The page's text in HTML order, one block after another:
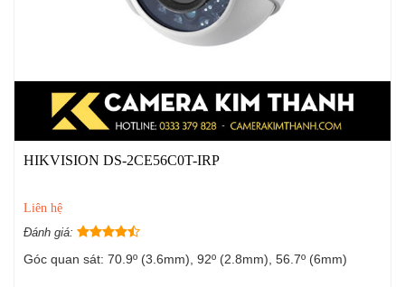
HIKVISION DS-2CE56C0T-IRP
Liên hệ
Đánh giá:
Góc quan sát: 70.9º (3.6mm), 92º (2.8mm), 56.7º (6mm)